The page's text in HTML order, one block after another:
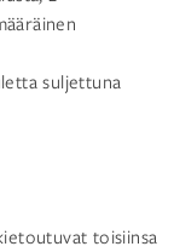
suljettuna
toisiinsa